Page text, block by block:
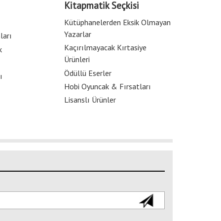
Kitapmatik Seçkisi
Kütüphanelerden Eksik Olmayan
Yazarlar
Kaçırılmayacak Kırtasiye
Ürünleri
Ödüllü Eserler
Hobi Oyuncak & Fırsatları
Lisanslı Ürünler